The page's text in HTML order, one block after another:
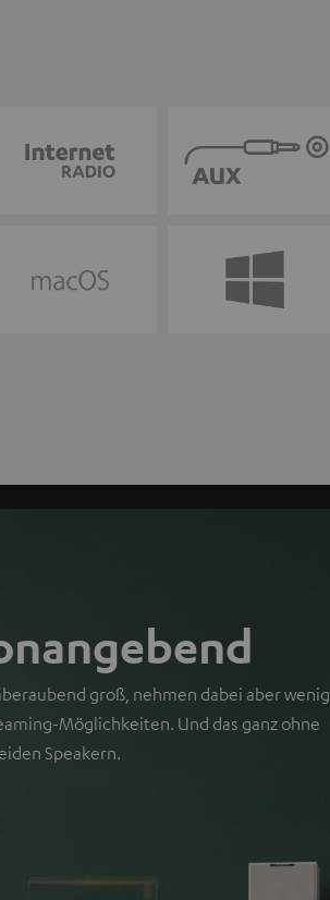
groß, nehmen dabei aber wenig
Möglichkeiten. Und das ganz ohne
Speakern.